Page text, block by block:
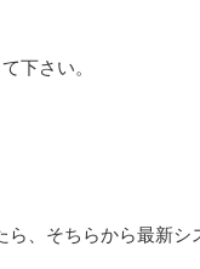
下さい。
、そちらから最新シ